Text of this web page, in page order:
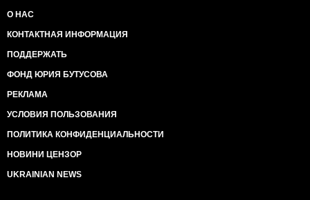
О НАС
КОНТАКТНАЯ ИНФОРМАЦИЯ
ПОДДЕРЖАТЬ
ФОНД ЮРИЯ БУТУСОВА
РЕКЛАМА
УСЛОВИЯ ПОЛЬЗОВАНИЯ
ПОЛИТИКА КОНФИДЕНЦИАЛЬНОСТИ
НОВИНИ ЦЕНЗОР
UKRAINIAN NEWS